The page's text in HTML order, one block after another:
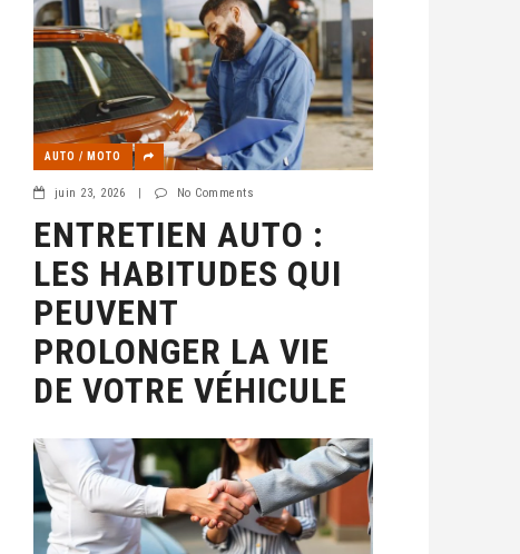
AUTO / MOTO
juin 23, 2026 | No Comments
ENTRETIEN AUTO :
LES HABITUDES QUI
PEUVENT
PROLONGER LA VIE
DE VOTRE VÉHICULE